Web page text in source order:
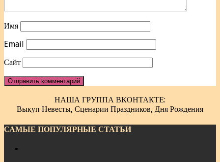
Имя
Email
Сайт
НАША ГРУППА ВКОНТАКТЕ:
Выкуп Невесты, Сценарии Праздников, Дня Рождения
САМЫЕ ПОПУЛЯРНЫЕ СТАТЬИ